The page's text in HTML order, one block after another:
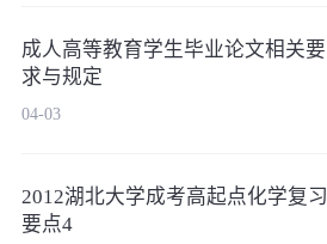
成人高等教育学生毕业论文相关要
求与规定
04-03
2012湖北大学成考高起点化学复习
要点4